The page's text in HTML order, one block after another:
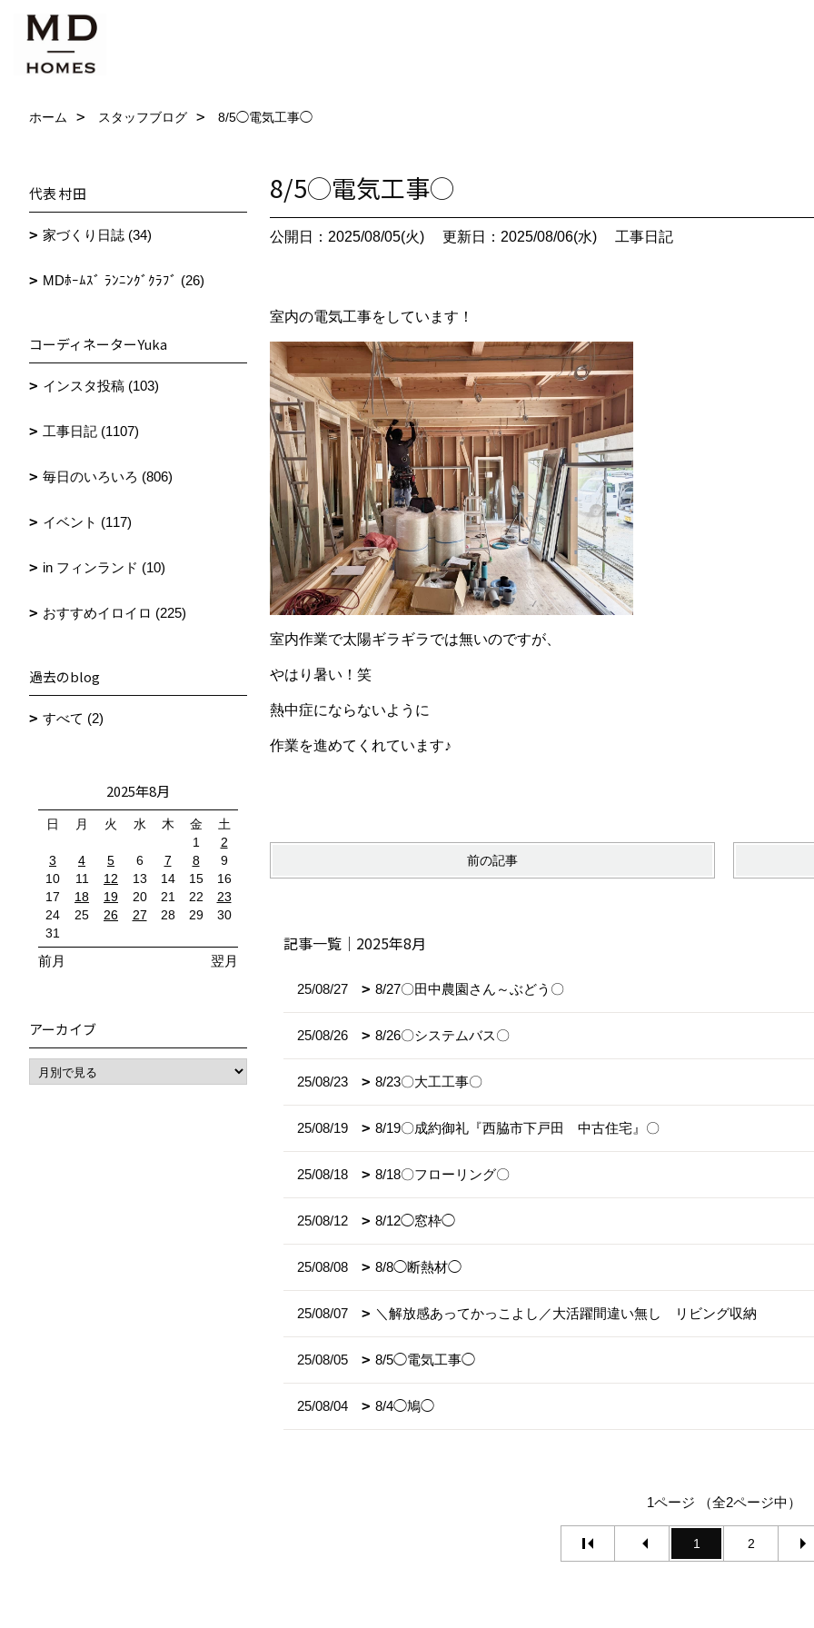
ホーム スタッフブログ 8/5◯電気工事◯
8/5◯電気工事◯
公開日：2025/08/05(火) 更新日：2025/08/06(水) 工事日記
室内の電気工事をしています！
室内作業で太陽ギラギラでは無いのですが、
やはり暑い！笑
熱中症にならないように
作業を進めてくれています♪
前の記事
記事一覧｜2025年8月
25/08/27 8/27〇田中農園さん～ぶどう〇
25/08/26 8/26〇システムバス〇
25/08/23 8/23〇大工工事〇
25/08/19 8/19〇成約御礼『西脇市下戸田 中古住宅』〇
25/08/18 8/18〇フローリング〇
25/08/12 8/12◯窓枠◯
25/08/08 8/8◯断熱材◯
25/08/07 ＼解放感あってかっこよし／大活躍間違い無し リビング収納
25/08/05 8/5◯電気工事◯
25/08/04 8/4◯鳩◯
1ページ （全2ページ中）
1 2
代表 村田
家づくり日誌 (34)
MDﾎｰﾑｽﾞ ﾗﾝﾆﾝｸﾞｸﾗﾌﾞ (26)
コーディネーターYuka
インスタ投稿 (103)
工事日記 (1107)
毎日のいろいろ (806)
イベント (117)
in フィンランド (10)
おすすめイロイロ (225)
過去のblog
すべて (2)
2025年8月
日 月 火 水 木 金
土
1
2
3
4 5 6 7 8
9
10
11 12 13 14 15
16
17
18 19 20 21 22
23
24
25 26 27 28 29
30
31
前月 翌月
アーカイブ